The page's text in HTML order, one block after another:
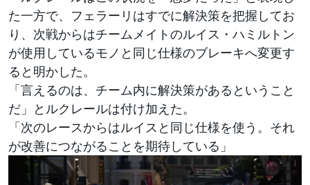
た一方で、フェラーリはすでに解決策を把握してお
り、次戦からはチームメイトのルイス・ハミルトン
が使用しているモノと同じ仕様のブレーキへ変更す
ると明かした。
「言えるのは、チーム内に解決策があるということ
だ」とルクレールは付け加えた。
「次のレースからはルイスと同じ仕様を使う。それ
が改善につながることを期待している」